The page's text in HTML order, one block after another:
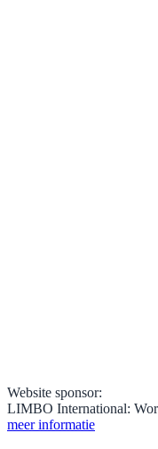
Website sponsor:
LIMBO International:
meer informatie